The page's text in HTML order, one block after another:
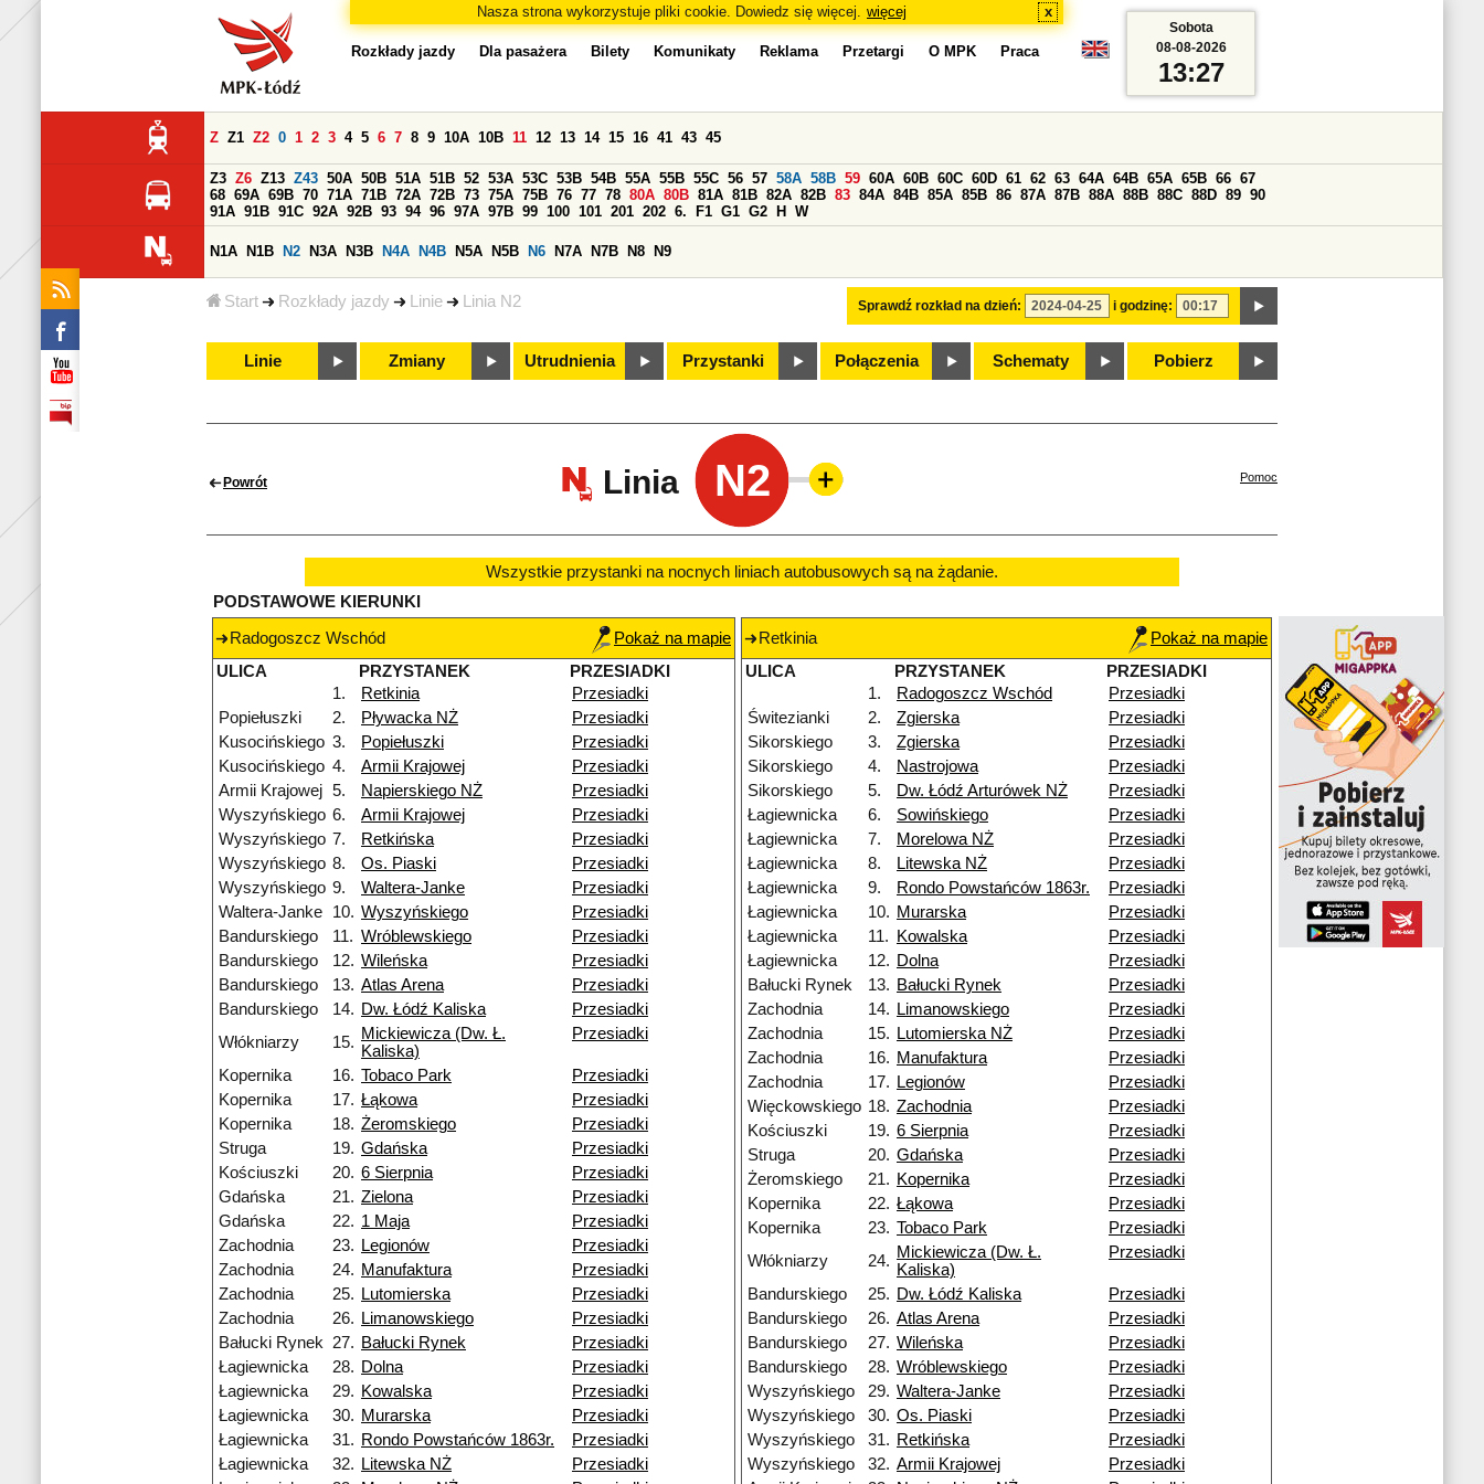
Nasza strona wykorzystuje pliki cookie. Dowiedz się więcej. więcej x
Start Rozkłady jazdy Linie Linia N2
Rozkłady jazdy Dla pasażera Bilety Komunikaty Reklama Przetargi O MPK Praca
Sprawdź rozkład na dzień: i godzinę:
Z Z1 Z2 0 1 2 3 4 5 6 7 8 9 10A 10B 11 12 13 14 15 16 41 43 45
Z3 Z6 Z13 Z43 50A 50B 51A 51B 52 53A 53C 53B 54B 55A 55B 55C 56 57 58A 58B 59 60A 60B 60C 60D 61 62 63 64A 64B 65A 65B 66 67
68 69A 69B 70 71A 71B 72A 72B 73 75A 75B 76 77 78 80A 80B 81A 81B 82A 82B 83 84A 84B 85A 85B 86 87A 87B 88A 88B 88C 88D 89 90
91A 91B 91C 92A 92B 93 94 96 97A 97B 99 100 101 201 202 6. F1 G1 G2 H W
N1A N1B N2 N3A N3B N4A N4B N5A N5B N6 N7A N7B N8 N9
Linie Zmiany Utrudnienia Przystanki Połączenia Schematy Pobierz
Sobota
08-08-2026
13:27
Powrót Linia N2 Pomoc
Wszystkie przystanki na nocnych liniach autobusowych są na żądanie.
PODSTAWOWE KIERUNKI
Radogoszcz Wschód
Pokaż na mapie
ULICA
PRZYSTANEK
PRZESIADKI
1.
Retkinia
Przesiadki
Popiełuszki
2. Pływacka NŻ
Przesiadki
Kusocińskiego 3. Popiełuszki
Przesiadki
Kusocińskiego 4. Armii Krajowej
Przesiadki
Armii Krajowej 5. Napierskiego NŻ
Przesiadki
Wyszyńskiego 6. Armii Krajowej
Przesiadki
Wyszyńskiego 7. Retkińska
Przesiadki
Wyszyńskiego 8. Os. Piaski
Przesiadki
Wyszyńskiego 9. Waltera-Janke
Przesiadki
Waltera-Janke
10. Wyszyńskiego
Przesiadki
Bandurskiego
11. Wróblewskiego
Przesiadki
Bandurskiego
12. Wileńska
Przesiadki
Bandurskiego
13. Atlas Arena
Przesiadki
Bandurskiego
14. Dw. Łódź Kaliska
Przesiadki
Włókniarzy
15. Mickiewicza (Dw. Ł.
Kaliska)
Przesiadki
Kopernika 16. Tobaco Park
Przesiadki
Kopernika
17. Łąkowa
Przesiadki
Kopernika
18. Żeromskiego
Przesiadki
Struga
19. Gdańska
Przesiadki
Kościuszki
20. 6 Sierpnia
Przesiadki
Gdańska
21. Zielona
Przesiadki
Gdańska
22. 1 Maja
Przesiadki
Zachodnia
23. Legionów
Przesiadki
Zachodnia
24. Manufaktura
Przesiadki
Zachodnia
25. Lutomierska
Przesiadki
Zachodnia
26. Limanowskiego
Przesiadki
Bałucki Rynek
27. Bałucki Rynek
Przesiadki
Łagiewnicka
28. Dolna
Przesiadki
Łagiewnicka
29. Kowalska
Przesiadki
Łagiewnicka
30. Murarska
Przesiadki
Łagiewnicka
31. Rondo Powstańców 1863r.
Przesiadki
Łagiewnicka
32. Litewska NŻ
Przesiadki
Retkinia
Pokaż na mapie
ULICA
PRZYSTANEK
PRZESIADKI
1.
Radogoszcz Wschód
Przesiadki
Świtezianki
2. Zgierska
Przesiadki
Sikorskiego
3. Zgierska
Przesiadki
Sikorskiego
4. Nastrojowa
Przesiadki
Sikorskiego
5. Dw. Łódź Arturówek NŻ
Przesiadki
Łagiewnicka
6. Sowińskiego
Przesiadki
Łagiewnicka
7. Morelowa NŻ
Przesiadki
Łagiewnicka
8. Litewska NŻ
Przesiadki
Łagiewnicka
9. Rondo Powstańców 1863r.
Przesiadki
Łagiewnicka
10. Murarska
Przesiadki
Łagiewnicka
11. Kowalska
Przesiadki
Łagiewnicka
12. Dolna
Przesiadki
Bałucki Rynek
13. Bałucki Rynek
Przesiadki
Zachodnia
14. Limanowskiego
Przesiadki
Zachodnia
15. Lutomierska NŻ
Przesiadki
Zachodnia
16. Manufaktura
Przesiadki
Zachodnia
17. Legionów
Przesiadki
Więckowskiego 18. Zachodnia
Przesiadki
Kościuszki
19. 6 Sierpnia
Przesiadki
Struga
20. Gdańska
Przesiadki
Żeromskiego
21. Kopernika
Przesiadki
Kopernika
22. Łąkowa
Przesiadki
Kopernika
23. Tobaco Park
Przesiadki
Włókniarzy
24. Mickiewicza (Dw. Ł.
Kaliska)
Przesiadki
Bandurskiego 25. Dw. Łódź Kaliska
Przesiadki
Bandurskiego
26. Atlas Arena
Przesiadki
Bandurskiego
27. Wileńska
Przesiadki
Bandurskiego
28. Wróblewskiego
Przesiadki
Wyszyńskiego
29. Waltera-Janke
Przesiadki
Wyszyńskiego
30. Os. Piaski
Przesiadki
Wyszyńskiego
31. Retkińska
Przesiadki
Wyszyńskiego
32. Armii Krajowej
Przesiadki